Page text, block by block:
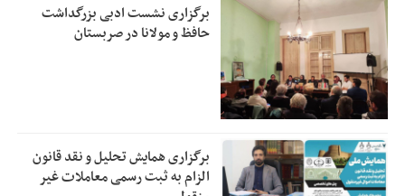
برگزاری نشست ادبی بزرگداشت
حافظ و مولانا در صربستان
برگزاری همایش تحلیل و نقد قانون
الزام به ثبت رسمی معاملات غیر